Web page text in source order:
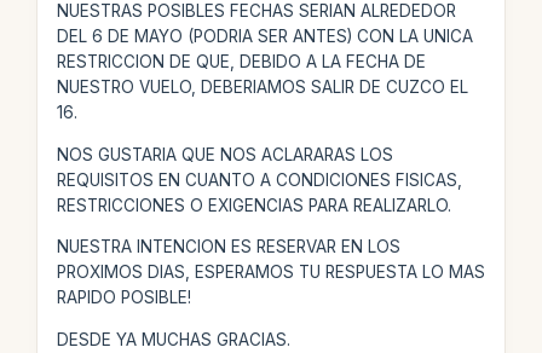
NUESTRAS POSIBLES FECHAS SERIAN ALREDEDOR
DEL 6 DE MAYO (PODRIA SER ANTES) CON LA UNICA
RESTRICCION DE QUE, DEBIDO A LA FECHA DE
NUESTRO VUELO, DEBERIAMOS SALIR DE CUZCO EL
16.
NOS GUSTARIA QUE NOS ACLARARAS LOS
REQUISITOS EN CUANTO A CONDICIONES FISICAS,
RESTRICCIONES O EXIGENCIAS PARA REALIZARLO.
NUESTRA INTENCION ES RESERVAR EN LOS
PROXIMOS DIAS, ESPERAMOS TU RESPUESTA LO MAS
RAPIDO POSIBLE!
DESDE YA MUCHAS GRACIAS.